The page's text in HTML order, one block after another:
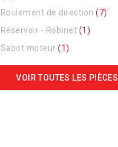
Roulement de direction (7)
Réservoir - Robinet (1)
Sabot moteur (1)
VOIR TOUTES LES PIÈCES